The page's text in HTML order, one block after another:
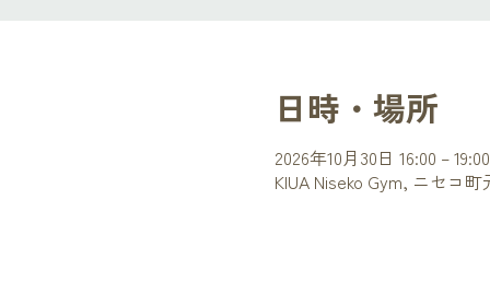
日時・場所
2026年10月30日 16:00 – 19:00
KIUA Niseko Gym, ニセコ